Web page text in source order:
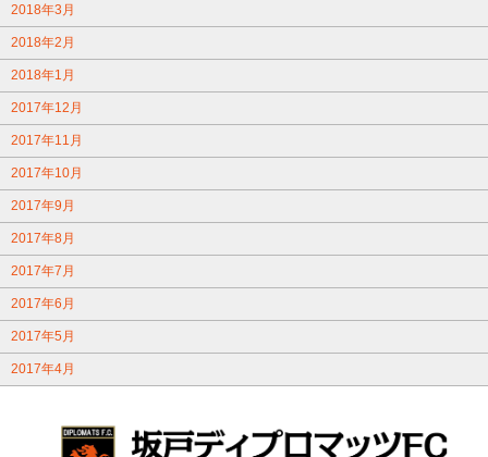
2018年3月
2018年2月
2018年1月
2017年12月
2017年11月
2017年10月
2017年9月
2017年8月
2017年7月
2017年6月
2017年5月
2017年4月